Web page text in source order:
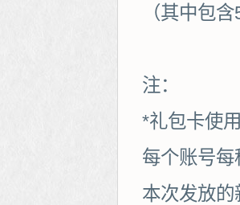
（其中包
注：
*礼包卡使
每个账号
本次发放